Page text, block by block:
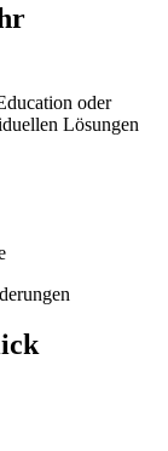
oder
Lösungen